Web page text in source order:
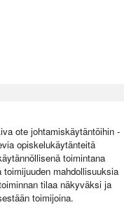
ote johtamiskäytäntöihin -
opiskelukäytänteitä
toimintana
mahdollisuuksia
tilaa näkyväksi ja
toimijoina.